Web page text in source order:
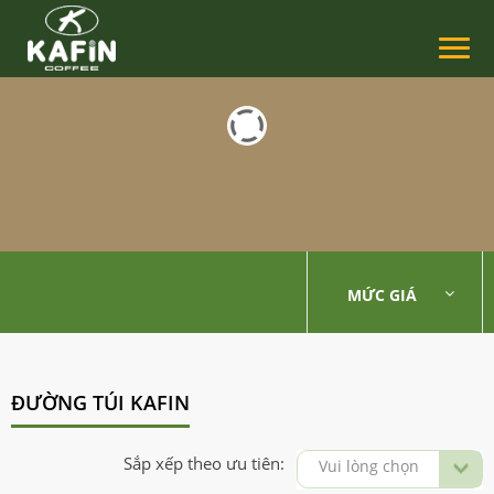
MỨC GIÁ
ĐƯỜNG TÚI KAFIN
Sắp xếp theo ưu tiên: Vui lòng chọn